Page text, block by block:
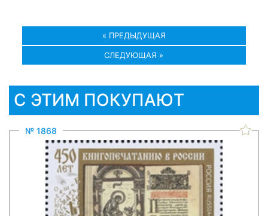
« ПРЕДЫДУЩАЯ
СЛЕДУЮЩАЯ »
С ЭТИМ ПОКУПАЮТ
№ 1868